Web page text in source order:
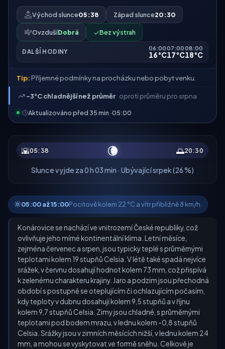
Východ slunce05:38 Západ slunce20:30
OvzdušíDobrá ✓Bez výstrah
DALŠÍ HODINY
06:00
16°C
07:00
17°C
08:00
18°C
Tip: Příjemné podmínky na procházku nebo pobyt venku.
-3°C chladnější než průměr oproti průměru pro srpna
Aktualizováno před 35 min ·05:00
🌇05:38 🌘 🌅20:30
Slunce vyjde za 0 h 03 min · Ubývající srpek (26 %)
05:00 až 15:00Pocitově kolem 22 °C a vítr přibližně 8 km/h.
Konárovice se nachází ve vnitrozemí České republiky, což
ovlivňuje jeho mírné kontinentální klima. Letní měsíce,
zejména červenec a srpen, jsou typicky teplé s průměrnými
teplotami kolem 19 stupňů Celsia. V létě také spadá nejvíce
srážek, v červnu dosahují hodnot kolem 73 mm, což přispívá
k zelenému charakteru krajiny. Jaro a podzim jsou přechodná
období s postupně se oteplujícím či ochlazujícím počasím,
kdy teploty v dubnu dosahují kolem 9,5 stupňů a v říjnu
kolem 9,7 stupňů Celsia. Zimy jsou chladné, s průměrnými
teplotami pod bodem mrazu, v lednu kolem -0,8 stupňů
Celsia. Srážky jsou v zimních měsících nižší, v lednu kolem 24
mm, a mohou se vyskytovat ve formě sněhu. Celkově je